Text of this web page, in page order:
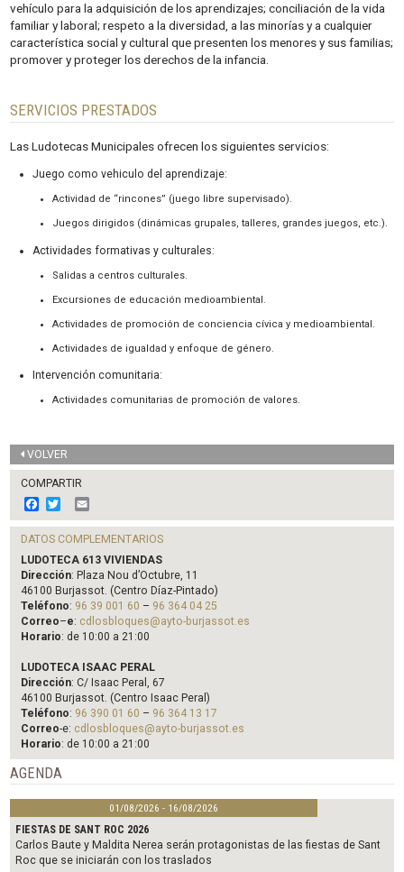
vehículo para la adquisición de los aprendizajes; conciliación de la vida
familiar y laboral; respeto a la diversidad, a las minorías y a cualquier
característica social y cultural que presenten los menores y sus familias;
promover y proteger los derechos de la infancia.
SERVICIOS PRESTADOS
Las Ludotecas Municipales ofrecen los siguientes servicios:
Juego como vehiculo del aprendizaje:
Actividad de “rincones” (juego libre supervisado).
Juegos dirigidos (dinámicas grupales, talleres, grandes juegos, etc.).
Actividades formativas y culturales:
Salidas a centros culturales.
Excursiones de educación medioambiental.
Actividades de promoción de conciencia cívica y medioambiental.
Actividades de igualdad y enfoque de género.
Intervención comunitaria:
Actividades comunitarias de promoción de valores.
VOLVER
COMPARTIR
F
a
c
e
b
o
o
k
w
i
t
t
e
r
m
a
i
l
DATOS COMPLEMENTARIOS
LUDOTECA 613 VIVIENDAS
Dirección: Plaza Nou d’Octubre, 11
46100 Burjassot. (Centro Díaz-Pintado)
Teléfono: 96 39 001 60 – 96 364 04 25
Correo–e: cdlosbloques@ayto-burjassot.es
Horario: de 10:00 a 21:00
LUDOTECA ISAAC PERAL
Dirección: C/ Isaac Peral, 67
46100 Burjassot. (Centro Isaac Peral)
Teléfono: 96 390 01 60 – 96 364 13 17
Correo-e: cdlosbloques@ayto-burjassot.es
Horario: de 10:00 a 21:00
AGENDA
01/08/2026 - 16/08/2026
FIESTAS DE SANT ROC 2026
Carlos Baute y Maldita Nerea serán protagonistas de las fiestas de Sant
Roc que se iniciarán con los traslados